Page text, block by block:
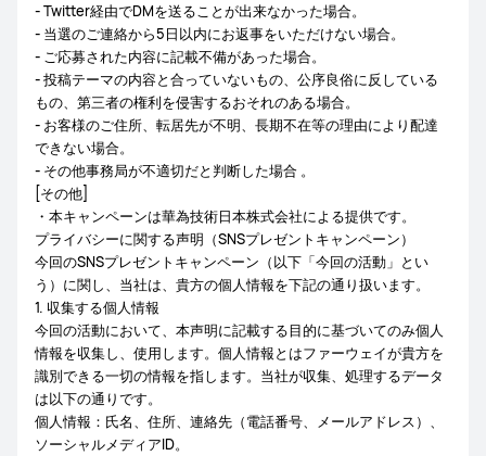
- Twitter経由でDMを送ることが出来なかった場合。
- 当選のご連絡から5日以内にお返事をいただけない場合。
- ご応募された内容に記載不備があった場合。
- 投稿テーマの内容と合っていないもの、公序良俗に反している
もの、第三者の権利を侵害するおそれのある場合。
- お客様のご住所、転居先が不明、長期不在等の理由により配達
できない場合。
- その他事務局が不適切だと判断した場合 。
[その他]
・本キャンペーンは華為技術日本株式会社による提供です。
プライバシーに関する声明（SNSプレゼントキャンペーン）
今回のSNSプレゼントキャンペーン（以下「今回の活動」とい
う）に関し、当社は、貴方の個人情報を下記の通り扱います。
1. 収集する個人情報
今回の活動において、本声明に記載する目的に基づいてのみ個人
情報を収集し、使用します。個人情報とはファーウェイが貴方を
識別できる一切の情報を指します。当社が収集、処理するデータ
は以下の通りです。
個人情報：氏名、住所、連絡先（電話番号、メールアドレス）、
ソーシャルメディアID。